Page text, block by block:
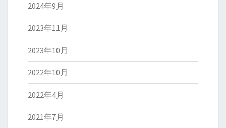
2024年9月
2023年11月
2023年10月
2022年10月
2022年4月
2021年7月